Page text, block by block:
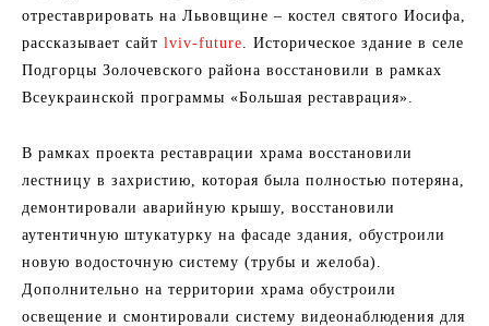
отреставрировать на Львовщине – костел святого Иосифа,
рассказывает сайт lviv-future. Историческое здание в селе
Подгорцы Золочевского района восстановили в рамках
Всеукраинской программы «Большая реставрация».
В рамках проекта реставрации храма восстановили
лестницу в захристию, которая была полностью потеряна,
демонтировали аварийную крышу, восстановили
аутентичную штукатурку на фасаде здания, обустроили
новую водосточную систему (трубы и желоба).
Дополнительно на территории храма обустроили
освещение и смонтировали систему видеонаблюдения для